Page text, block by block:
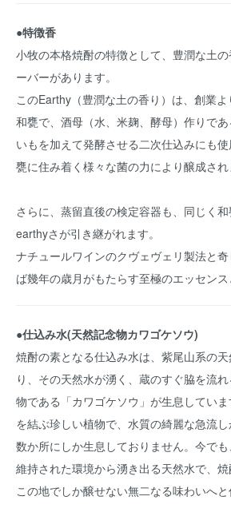
●特徴香
小牧の本格焼酎の特徴として、豊潤な土
ーバーがあります。
このEarthy（豊潤な土の香り）は、創業
和甕で、酒母（水、米麹、酵母）作りで
いもを加えて発酵させる二次仕込みにも
甕に住み着く様々な菌の力により醸成され
さらに、蒸留直後の検定容器も、同じく
earthyさが引き継がれます。
ナチュールワインのクヴェヴェリ製法と
ば幾年の歳月がもたらす至極のエッセンス
●仕込み水(天然記念物カワゴケソウ)
焼酎の素となる仕込み水は、紫尾山系の
り、その天然水が湧く、蔵のすぐ脇を流
物である「カワゴケソウ」が生息してい
を結ぶ珍しい植物で、水質の綺麗な急流
数か所にしか生息しておりません。今で
維持された環境から湧き出る天然水で、焼
この地でしか醸せない無二なる味わいへと